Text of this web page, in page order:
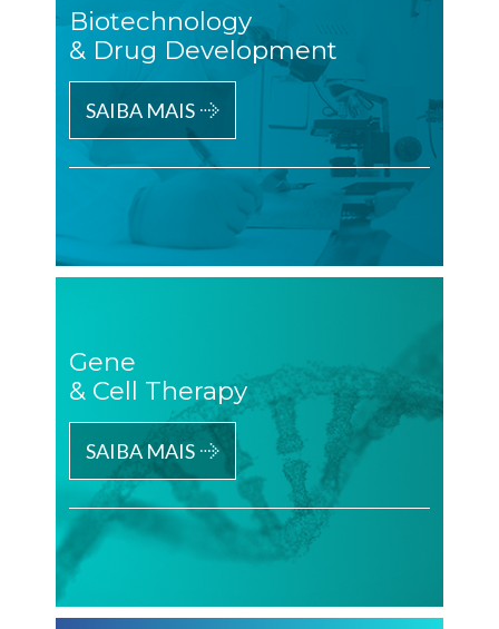
Biotechnology
& Drug Development
SAIBA MAIS
Gene
& Cell Therapy
SAIBA MAIS